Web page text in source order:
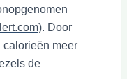
). Door
calorieën meer
de